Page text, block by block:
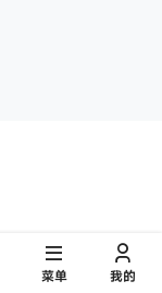
菜单 我的